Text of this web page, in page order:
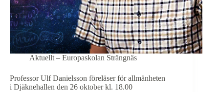
Aktuellt – Europaskolan Strängnäs
Professor Ulf Danielsson föreläser för allmänheten
i Djäknehallen den 26 oktober kl. 18.00